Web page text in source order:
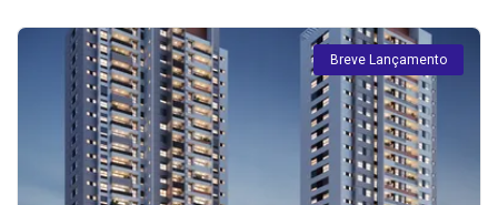
Breve Lançamento